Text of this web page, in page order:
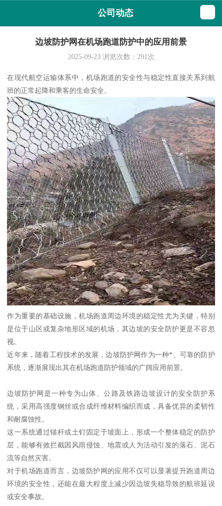
公司动态
边坡防护网在机场跑道防护中的应用前景
2025-09-23浏览次数： 291次
在现代航空运输体系中，机场跑道的安全性与稳定性直接关系到航
班的正常起降和乘客的生命安全。
作为重要的基础设施，机场跑道周边环境的稳定性尤为关键，特别
是位于山区或复杂地形区域的机场，其边坡的安全防护更是不容忽
视。
近年来，随着工程技术的发展，边坡防护网作为一种*、可靠的防护
系统，逐渐展现出其在机场跑道防护领域的广阔应用前景。
边坡防护网是一种专为山体、公路及铁路边坡设计的安全防护系
统，采用高强度钢丝或合成纤维材料编织而成，具备优异的柔韧性
和耐腐蚀性。
这一系统通过锚杆或土钉固定于坡面上，形成一个整体稳定的防护
层，能够有效拦截因风雨侵蚀、地震或人为活动引发的落石、泥石
流等自然灾害。
对于机场跑道而言，边坡防护网的应用不仅可以显著提升跑道周边
环境的安全性，还能在最大程度上减少因边坡失稳导致的航班延误
或安全事故。